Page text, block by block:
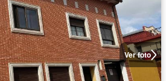
Ver foto